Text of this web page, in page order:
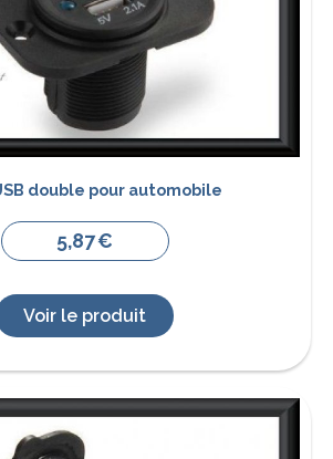
double pour automobile
5,87€
Voir le produit